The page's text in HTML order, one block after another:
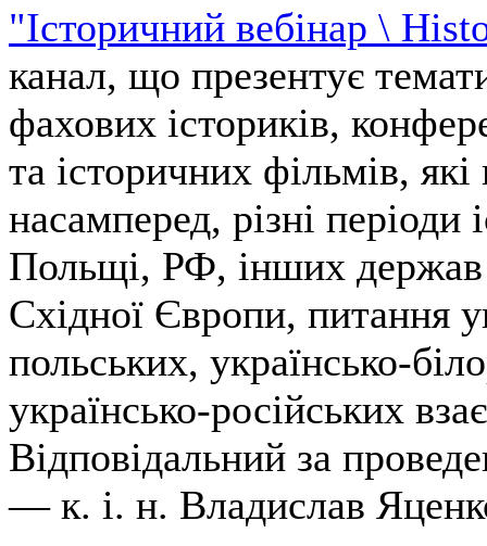
"Історичний вебінар \
канал, що презентує
фахових істориків,
та історичних фільмів,
насамперед, різні періоди
Польщі, РФ, інших держав
Східної Європи, питання
польських, українсько-
українсько-російських
Відповідальний за
— к. і. н. Владислав